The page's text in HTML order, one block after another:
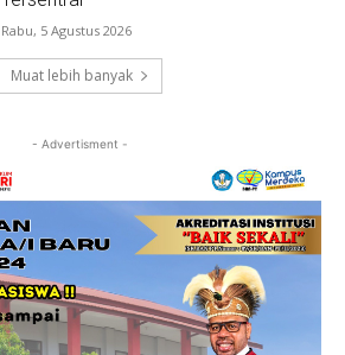
Rabu, 5 Agustus 2026
Muat lebih banyak
- Advertisment -